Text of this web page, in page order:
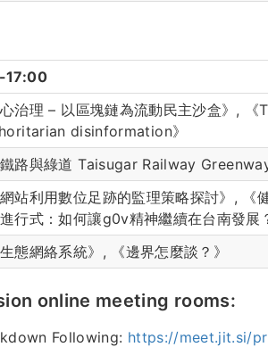
17:00
心治理 – 以區塊鏈為流動民主沙盒》,
disinformation》
鐵路與綠道 Taisugar Railway Greenway
網站利用數位足跡的監理策略探討》, 《
進行式：如何讓g0v精神繼續在台南發展
生態網絡系統》, 《邊界怎麼談？》
online meeting rooms:
Following: https://meet.jit.si/